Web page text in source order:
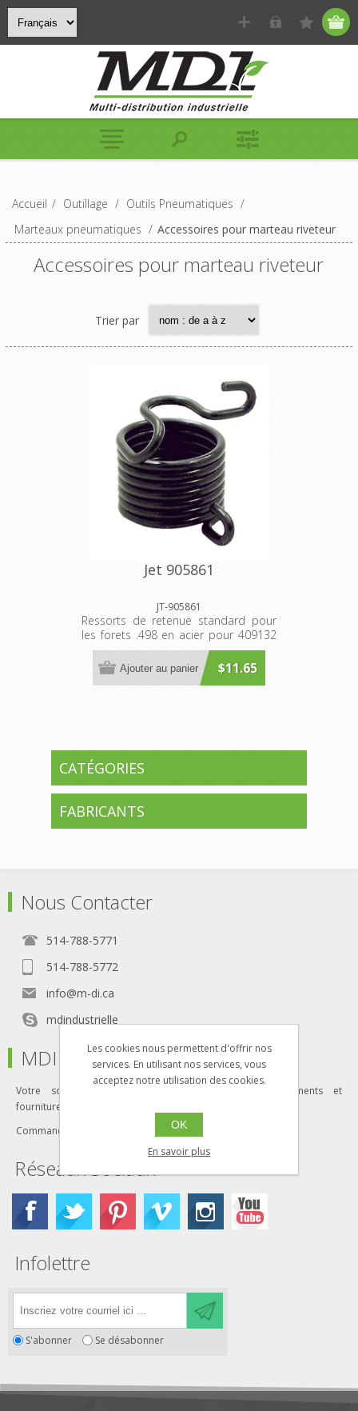
Accueil / Outillage / Outils Pneumatiques /
Marteaux pneumatiques / Accessoires pour marteau riveteur
Accessoires pour marteau riveteur
Trier par
Jet 905861
JT-905861
Ressorts de retenue standard pour
les forets .498 en acier pour 409132
(RH955)
$11.65
Ajouter au panier
CATÉGORIES
FABRICANTS
Nous Contacter
514-788-5771
514-788-5772
info@m-di.ca
mdindustrielle
MDI
Votre solution clé en main pour tous vos équipements et
fournitures industriels
Commandez en ligne dès aujourd'hui!
Réseaux Sociaux
Infolettre
S'abonner Se désabonner
Les cookies nous permettent d'offrir nos
services. En utilisant nos services, vous
acceptez notre utilisation des cookies.
OK
En savoir plus